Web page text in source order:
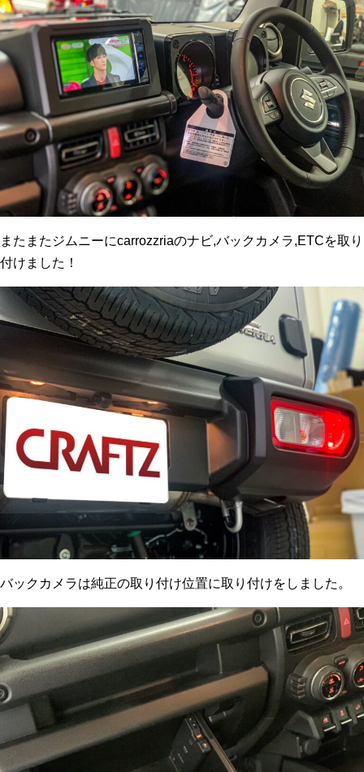
またまたジムニーにcarrozzriaのナビ,バックカメラ,ETCを取り
付けました！
バックカメラは純正の取り付け位置に取り付けをしました。